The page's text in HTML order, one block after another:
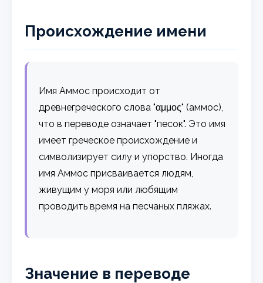
Происхождение имени
Имя Аммос происходит от
древнегреческого слова "αμμος" (аммос),
что в переводе означает "песок". Это имя
имеет греческое происхождение и
символизирует силу и упорство. Иногда
имя Аммос присваивается людям,
живущим у моря или любящим
проводить время на песчаных пляжах.
Значение в переводе